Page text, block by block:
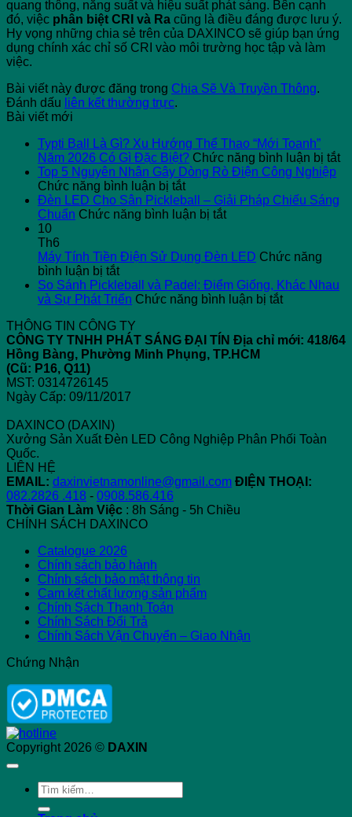
quang thông, năng suất và hiệu suất phát sáng. Bên cạnh
đó, việc phân biệt CRI và Ra cũng là điều đáng được lưu ý.
Hy vọng những chia sẻ trên của DAXINCO sẽ giúp bạn ứng
dụng chính xác chỉ số CRI vào môi trường học tập và làm
việc.
Bài viết này được đăng trong Chia Sẽ Và Truyền Thông.
Đánh dấu liên kết thường trực.
Bài viết mới
Typti Ball Là Gì? Xu Hướng Thể Thao “Mới Toanh”
Năm 2026 Có Gì Đặc Biệt? Chức năng bình luận bị tắtở
Top 5 Nguyên Nhân Gây Dòng Rò Điện Công Nghiệp
Chức năng bình luận bị tắtở
Top
5
Gây
Rò
Điện
Đèn LED Cho Sân Pickleball – Giải Pháp Chiếu Sáng
Chuẩn Chức năng bình luận bị tắtở
Cho
Pickleball
–
Chiếu
Sáng
10
Th6
Máy Tính Tiền Điện Sử Dụng Đèn LED Chức năng
bình luận bị tắtở
Máy
Tính
Điện
Sử
Dụng
So Sánh Pickleball và Padel: Điểm Giống, Khác Nhau
và Sự Phát Triển Chức năng bình luận bị tắtở
Pickleball
và
Triển
THÔNG TIN CÔNG TY
CÔNG TY TNHH PHÁT SÁNG ĐẠI TÍN Địa chỉ mới: 418/64
Hồng Bàng, Phường Minh Phụng, TP.HCM
(Cũ: P16, Q11)
MST: 0314726145
Ngày Cấp: 09/11/2017
DAXINCO (DAXIN)
Xưởng Sản Xuất Đèn LED Công Nghiệp Phân Phối Toàn
Quốc.
LIÊN HỆ
EMAIL: daxinvietnamonline@gmail.com ĐIỆN THOẠI:
082.2826 .418 - 0908.586.416
Thời Gian Làm Việc : 8h Sáng - 5h Chiều
CHÍNH SÁCH DAXINCO
Catalogue 2026
Chính sách bảo hành
Chính sách bảo mật thông tin
Cam kết chất lượng sản phẩm
Chính Sách Thanh Toán
Chính Sách Đổi Trả
Chính Sách Vận Chuyển – Giao Nhận
Chứng Nhận
Copyright 2026 © DAXIN
Tìm
kiếm: